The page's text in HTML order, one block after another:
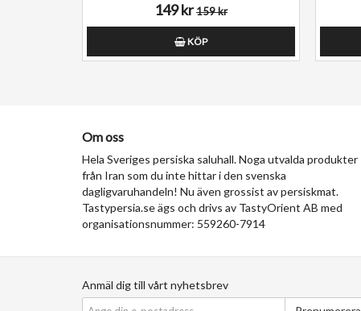
149 kr159 kr
KÖP
Om oss
Hela Sveriges persiska saluhall. Noga utvalda produkter
från Iran som du inte hittar i den svenska
dagligvaruhandeln! Nu även grossist av persiskmat.
Tastypersia.se ägs och drivs av TastyOrient AB med
organisationsnummer: 559260-7914
Anmäl dig till vårt nyhetsbrev